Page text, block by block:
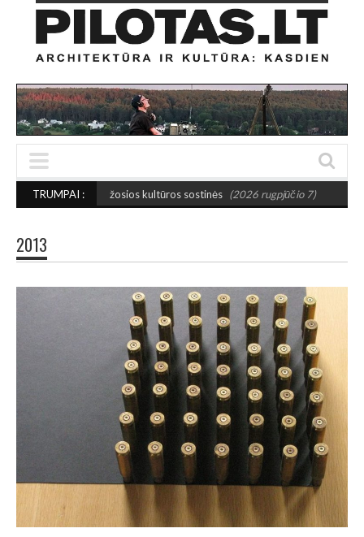
TRUMPAI :
mažosios kultūros sostinės (2026 rugpjūčio 7) PUSIAUSVYROS
2013